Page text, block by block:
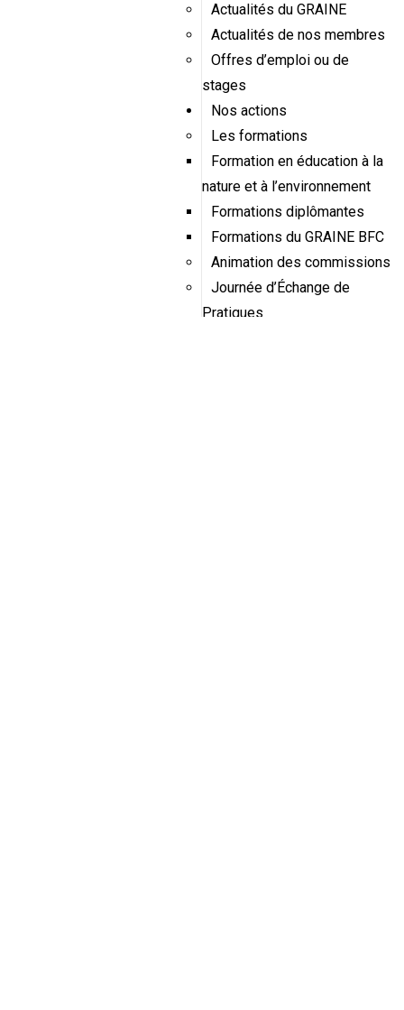
Actualités du GRAINE
Actualités de nos membres
Offres d’emploi ou de
stages
Nos actions
Les formations
Formation en éducation à la
nature et à l’environnement
Formations diplômantes
Formations du GRAINE BFC
Animation des commissions
Journée d’Échange de
Pratiques